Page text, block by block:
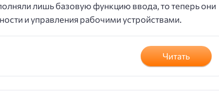
лишь базовую функцию ввода, то теперь они
и управления рабочими устройствами.
Читать